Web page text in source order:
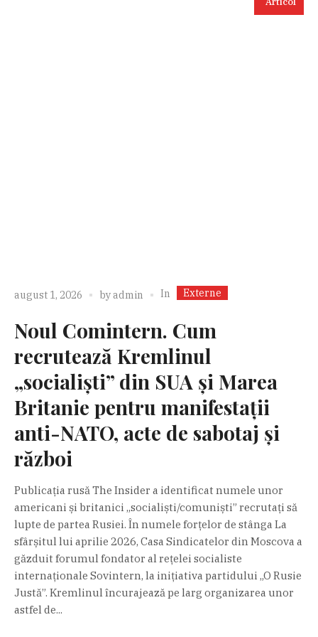
august 1, 2026 byadmin In Externe
Noul Comintern. Cum
recrutează Kremlinul
„socialiști” din SUA și Marea
Britanie pentru manifestații
anti-NATO, acte de sabotaj și
război
Publicația rusă The Insider a identificat numele unor
americani și britanici „socialiști/comuniști” recrutați să
lupte de partea Rusiei. În numele forțelor de stânga La
sfârșitul lui aprilie 2026, Casa Sindicatelor din Moscova a
găzduit forumul fondator al rețelei socialiste
internaționale Sovintern, la inițiativa partidului „O Rusie
Justă”. Kremlinul încurajează pe larg organizarea unor
astfel de...